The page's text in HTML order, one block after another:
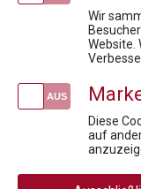
Der
Media
AGB
Wir
Website.
Diese
auf